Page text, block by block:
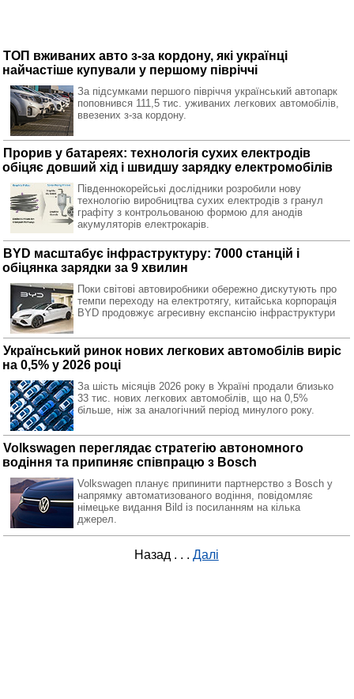
ТОП вживаних авто з-за кордону, які українці
найчастіше купували у першому півріччі
За підсумками першого півріччя український автопарк
поповнився 111,5 тис. уживаних легкових автомобілів,
ввезених з-за кордону.
Прорив у батареях: технологія сухих електродів
обіцяє довший хід і швидшу зарядку електромобілів
Південнокорейські дослідники розробили нову
технологію виробництва сухих електродів з гранул
графіту з контрольованою формою для анодів
акумуляторів електрокарів.
BYD масштабує інфраструктуру: 7000 станцій і
обіцянка зарядки за 9 хвилин
Поки світові автовиробники обережно дискутують про
темпи переходу на електротягу, китайська корпорація
BYD продовжує агресивну експансію інфраструктури
Український ринок нових легкових автомобілів виріс
на 0,5% у 2026 році
За шість місяців 2026 року в Україні продали близько
33 тис. нових легкових автомобілів, що на 0,5%
більше, ніж за аналогічний період минулого року.
Volkswagen переглядає стратегію автономного
водіння та припиняє співпрацю з Bosch
Volkswagen планує припинити партнерство з Bosch у
напрямку автоматизованого водіння, повідомляє
німецьке видання Bild із посиланням на кілька
джерел.
Назад . . . Далі